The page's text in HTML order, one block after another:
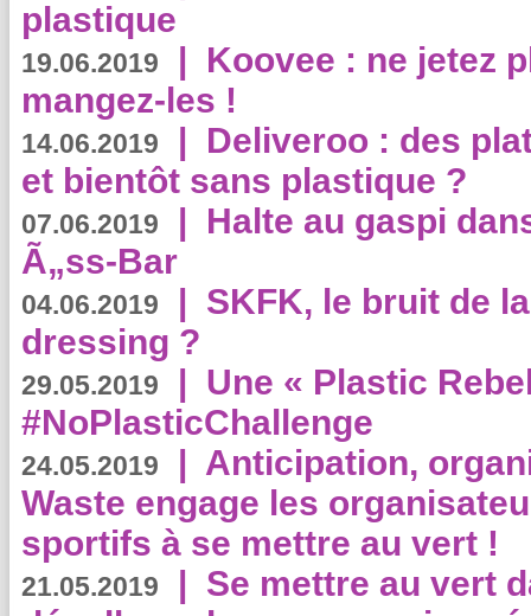
plastique
19.06.2019 | Koovee : ne jetez
mangez-les !
14.06.2019 | Deliveroo : des
et bientôt sans plastique ?
07.06.2019 | Halte au gaspi
Ã„ss-Bar
04.06.2019 | SKFK, le bruit de
dressing ?
29.05.2019 | Une « Plastic
#NoPlasticChallenge
24.05.2019 | Anticipation,
Waste engage les
sportifs à se mettre au vert !
21.05.2019 | Se mettre au vert